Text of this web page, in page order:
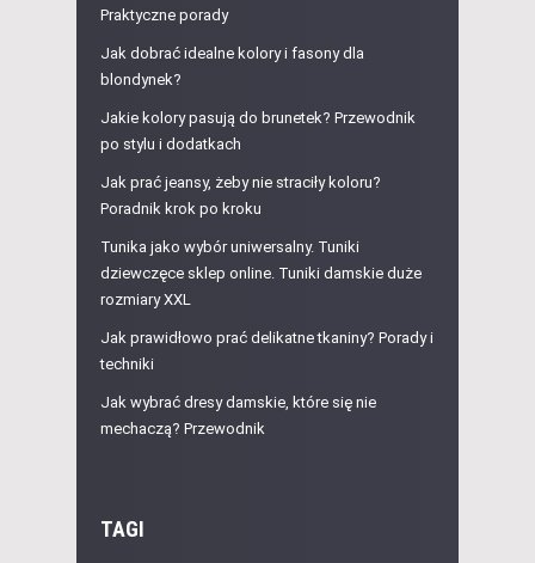
Praktyczne porady
Jak dobrać idealne kolory i fasony dla
blondynek?
Jakie kolory pasują do brunetek? Przewodnik
po stylu i dodatkach
Jak prać jeansy, żeby nie straciły koloru?
Poradnik krok po kroku
Tunika jako wybór uniwersalny. Tuniki
dziewczęce sklep online. Tuniki damskie duże
rozmiary XXL
Jak prawidłowo prać delikatne tkaniny? Porady i
techniki
Jak wybrać dresy damskie, które się nie
mechaczą? Przewodnik
TAGI